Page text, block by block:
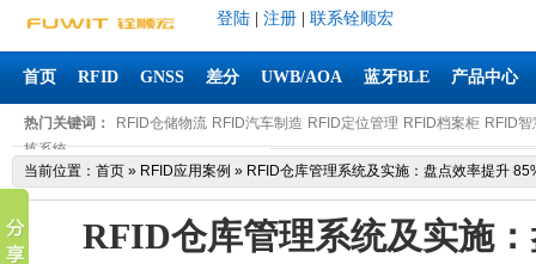
登陆 注册 联系铨顺宏
首页 RFID GNSS 差分 UWB/AOA 蓝牙BLE 产品中心
热门关键词： RFID仓储物流 RFID汽车制造 RFID定位管理 RFID档案柜 RFID
拣系统
当前位置： 首页 » RFID应用案例 » RFID仓库管理系统及实施：盘点效率提升
RFID仓库管理系统及实施